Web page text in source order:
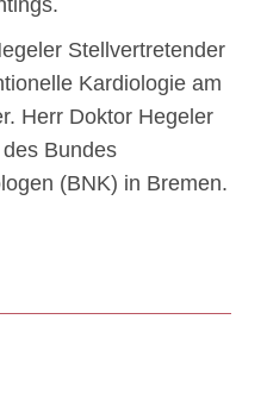
Stellvertretender
Kardiologie am
Herr Doktor Hegeler
Bundes
(BNK) in Bremen.